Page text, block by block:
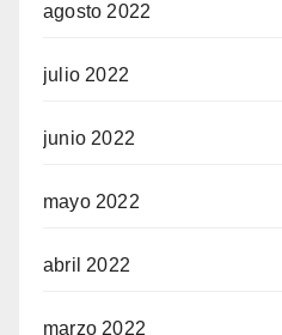
agosto 2022
julio 2022
junio 2022
mayo 2022
abril 2022
marzo 2022